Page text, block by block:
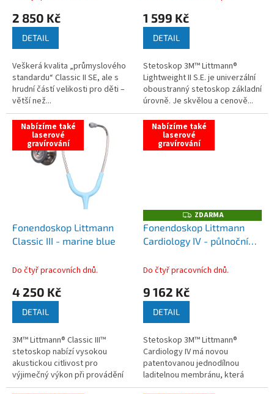
2 850 Kč
DETAIL
Veškerá kvalita „průmyslového
standardu“ Classic II SE, ale s
hrudní částí velikosti pro děti –
větší než...
1 599 Kč
DETAIL
Stetoskop 3M™ Littmann®
Lightweight II S.E. je univerzální
oboustranný stetoskop základní
úrovně. Je skvělou a cenově...
Nabízíme také
laserové
gravírování
Fonendoskop Littmann
Classic III - marine blue
Do čtyř pracovních dnů.
4 250 Kč
DETAIL
3M™ Littmann® Classic III™
stetoskop nabízí vysokou
akustickou citlivost pro
výjimečný výkon při provádění
vyšetření....
Nabízíme také
laserové
gravírování
Z
D
A
R
ZDARMA
Fonendoskop Littmann
Cardiology IV - půlnoční
Do čtyř pracovních dnů.
9 162 Kč
DETAIL
Stetoskop 3M™ Littmann®
Cardiology IV má novou
patentovanou jednodílnou
laditelnou membránu, která
umožňuje...